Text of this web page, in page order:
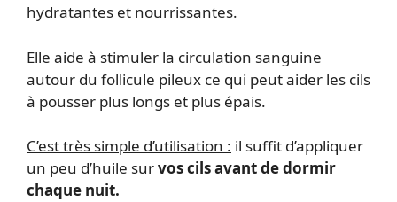
hydratantes et nourrissantes.
Elle aide à stimuler la circulation sanguine
autour du follicule pileux ce qui peut aider les cils
à pousser plus longs et plus épais.
C’est très simple d’utilisation : il suffit d’appliquer
un peu d’huile survos cils avant de dormir
chaque nuit.